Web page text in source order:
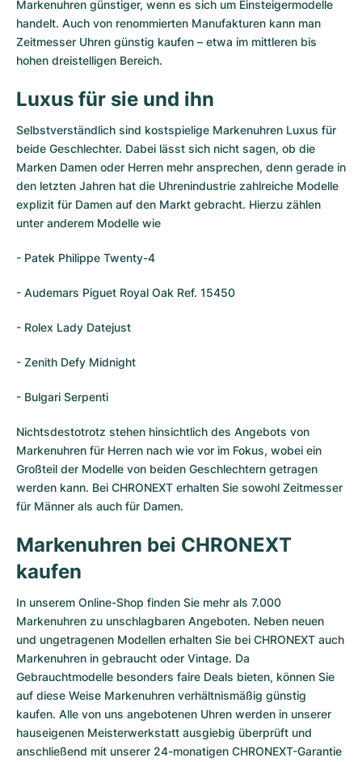
Markenuhren günstiger, wenn es sich um Einsteigermodelle
handelt. Auch von renommierten Manufakturen kann man
Zeitmesser Uhren günstig kaufen – etwa im mittleren bis
hohen dreistelligen Bereich.
Luxus für sie und ihn
Selbstverständlich sind kostspielige Markenuhren Luxus für
beide Geschlechter. Dabei lässt sich nicht sagen, ob die
Marken Damen oder Herren mehr ansprechen, denn gerade in
den letzten Jahren hat die Uhrenindustrie zahlreiche Modelle
explizit für Damen auf den Markt gebracht. Hierzu zählen
unter anderem Modelle wie
- Patek Philippe Twenty-4
- Audemars Piguet Royal Oak Ref. 15450
- Rolex Lady Datejust
- Zenith Defy Midnight
- Bulgari Serpenti
Nichtsdestotrotz stehen hinsichtlich des Angebots von
Markenuhren für Herren nach wie vor im Fokus, wobei ein
Großteil der Modelle von beiden Geschlechtern getragen
werden kann. Bei CHRONEXT erhalten Sie sowohl Zeitmesser
für Männer als auch für Damen.
Markenuhren bei CHRONEXT
kaufen
In unserem Online-Shop finden Sie mehr als 7.000
Markenuhren zu unschlagbaren Angeboten. Neben neuen
und ungetragenen Modellen erhalten Sie bei CHRONEXT auch
Markenuhren in gebraucht oder Vintage. Da
Gebrauchtmodelle besonders faire Deals bieten, können Sie
auf diese Weise Markenuhren verhältnismäßig günstig
kaufen. Alle von uns angebotenen Uhren werden in unserer
hauseigenen Meisterwerkstatt ausgiebig überprüft und
anschließend mit unserer 24-monatigen CHRONEXT-Garantie